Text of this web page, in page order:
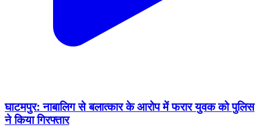
घाटमपुर: नाबालिग से बलात्कार के आरोप में फरार युवक को पुलिस
ने किया गिरफ्तार